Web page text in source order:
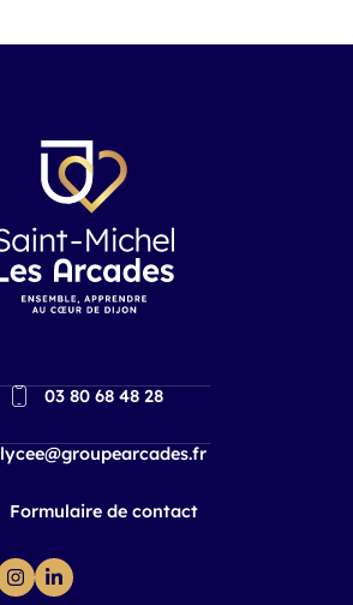
03 80 68 48 28
lycee@groupearcades.fr
Formulaire de contact